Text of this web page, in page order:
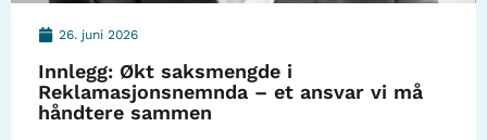
26. juni 2026
Innlegg: Økt saksmengde i
Reklamasjonsnemnda – et ansvar vi må
håndtere sammen